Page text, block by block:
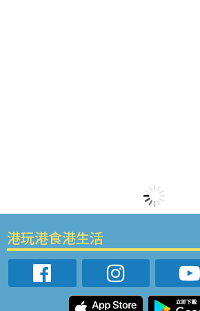
港玩港食港生活